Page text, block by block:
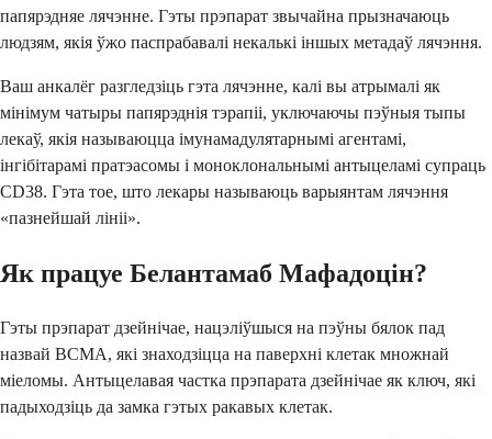
папярэдняе лячэнне. Гэты прэпарат звычайна прызначаюць
людзям, якія ўжо паспрабавалі некалькі іншых метадаў лячэння.
Ваш анкалёг разгледзіць гэта лячэнне, калі вы атрымалі як
мінімум чатыры папярэднія тэрапіі, уключаючы пэўныя тыпы
лекаў, якія называюцца імунамадулятарнымі агентамі,
інгібітарамі пратэасомы і моноклональнымі антыцеламі супраць
CD38. Гэта тое, што лекары называюць варыянтам лячэння
«пазнейшай лініі».
Як працуе Белантамаб Мафадоцін?
Гэты прэпарат дзейнічае, нацэліўшыся на пэўны бялок пад
назвай BCMA, які знаходзіцца на паверхні клетак множнай
міеломы. Антыцелавая частка прэпарата дзейнічае як ключ, які
падыходзіць да замка гэтых ракавых клетак.